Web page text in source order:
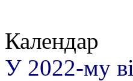
Календар
У 2022-му